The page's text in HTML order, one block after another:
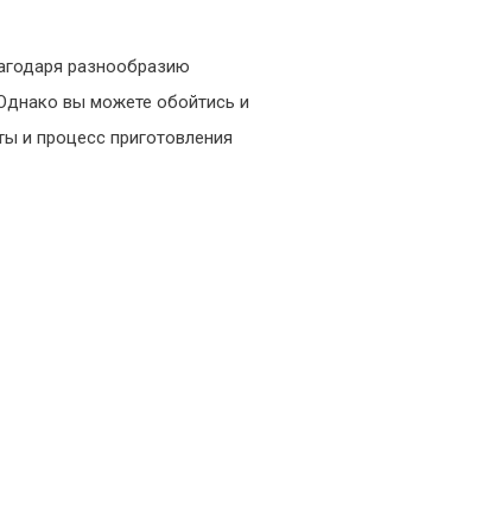
разнообразию
вы можете обойтись и
и процесс приготовления